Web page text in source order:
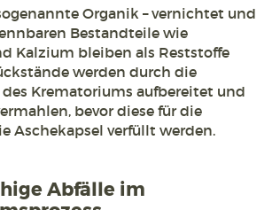
Organik – vernichtet und
Bestandteile wie
Kalzium bleiben als Reststoffe
werden durch die
Krematoriums aufbereitet und
bevor diese für die
Aschekapsel verfüllt werden.
Abfälle im